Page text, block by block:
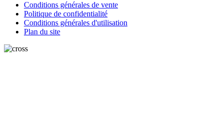
Conditions générales de vente
Politique de confidentialité
Conditions générales d'utilisation
Plan du site